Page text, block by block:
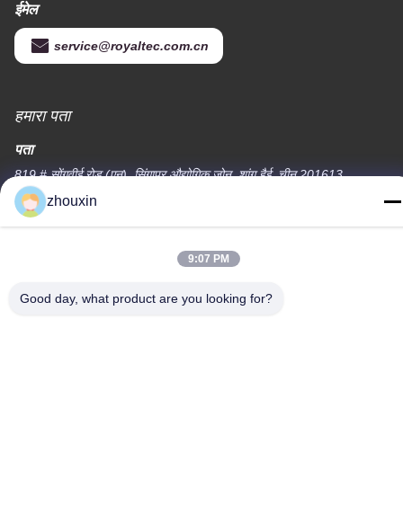
ईमेल
service@royaltec.com.cn
हमारा पता
पता
819 # सोंगवीई रोड (एन), सिंगापुर औद्योगिक ज़ोन, शांग हैई, चीन 201613
टेलीफोन
zhouxin
9:07 PM
Good day, what product are you looking for?